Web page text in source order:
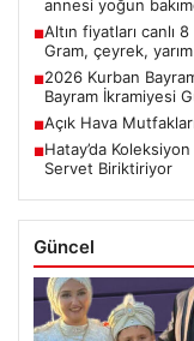
annesi yoğun
■Altın fiyatları canlı
Gram, çeyrek,
■2026 Kurban
Bayram İkramiyesi
■Açık Hava
■Hatay’da
Servet Biriktiriyor
Güncel